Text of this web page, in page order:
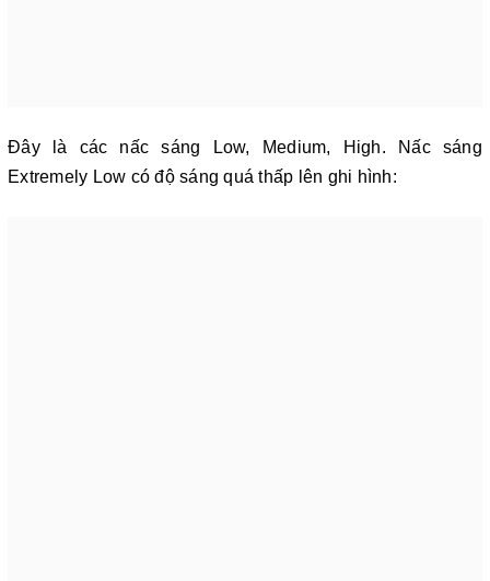
Đây là các nấc sáng Low, Medium, High. Nấc sáng
Extremely Low có độ sáng quá thấp lên ghi hình: